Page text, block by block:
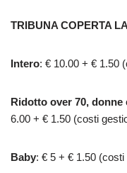
TRIBUNA COPERTA
Intero: € 10.00 + € 1.50
Ridotto over 70, donne
6.00 + € 1.50 (costi
Baby: € 5 + € 1.50